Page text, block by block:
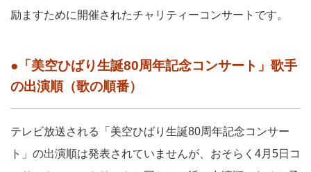
励ますために開催されたチャリティーコンサートです。
●「美空ひばり生誕80周年記念コンサート」歌手
の出演順（歌の順番）
テレビ放送される「美空ひばり生誕80周年記念コンサー
ト」の出演順は発表されていませんが、おそらく4月5日コ